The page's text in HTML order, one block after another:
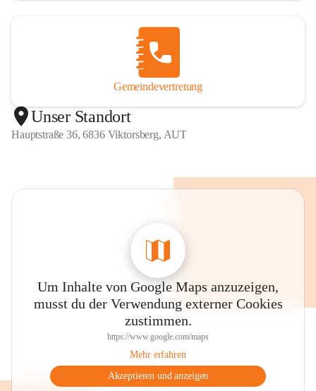
Gemeindevertretung
Unser Standort
Hauptstraße 36, 6836 Viktorsberg, AUT
Um Inhalte von Google Maps anzuzeigen,
musst du der Verwendung externer Cookies
zustimmen.
https://www.google.com/maps
Mehr erfahren
Akzeptieren und anzeigen